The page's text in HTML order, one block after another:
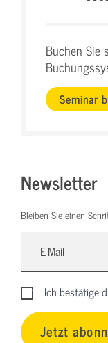
Buchen Sie
Seminar
Newsletter
Bleiben Sie einen
Ich bestätige
Jetzt